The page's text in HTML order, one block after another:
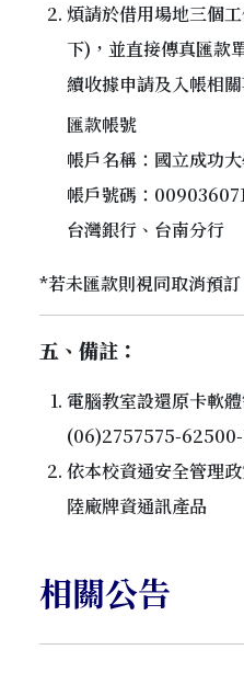
煩請於借用場地三個
下)，並直接傳真匯款
續收據申請及入帳相
匯款帳號
帳戶名稱：國立成功
帳戶號碼：
台灣銀行、台南分行
*若未匯款則視同取消預訂
五、備註：
電腦教室設還原卡軟
(06)2757575-62500-
依本校資通安全管理
陸廠牌資通訊產品
相關公告